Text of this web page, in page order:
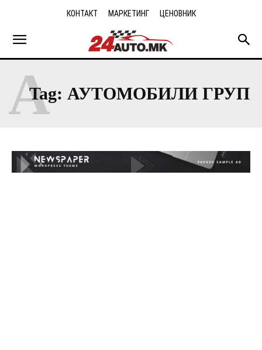
КОНТАКТ МАРКЕТИНГ ЦЕНОВНИК
Tag: АУТОМОБИЛИ ГРУП
А